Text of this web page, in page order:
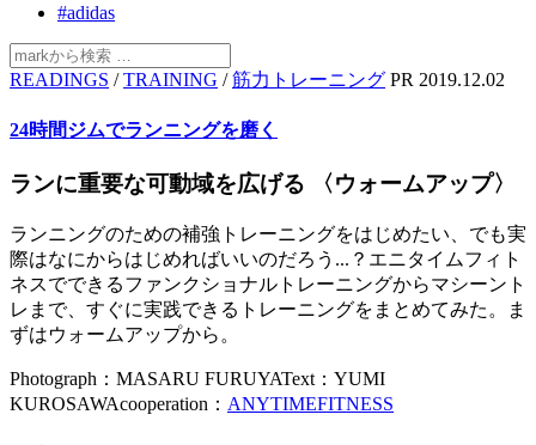
#adidas
READINGS /TRAINING /筋力トレーニング PR 2019.12.02
24時間ジムでランニングを磨く
ランに重要な可動域を広げる 〈ウォームアップ〉
ランニングのための補強トレーニングをはじめたい、でも実
際はなにからはじめればいいのだろう...？エニタイムフィト
ネスでできるファンクショナルトレーニングからマシーント
レまで、すぐに実践できるトレーニングをまとめてみた。ま
ずはウォームアップから。
Photograph：MASARU FURUYAText：YUMI
KUROSAWAcooperation： ANYTIMEFITNESS